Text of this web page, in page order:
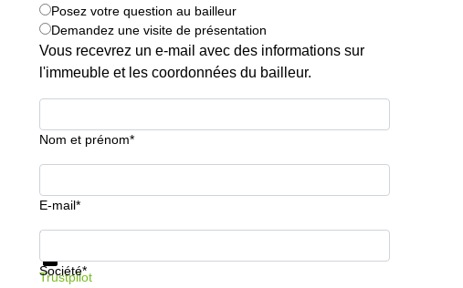
Posez votre question au bailleur
Demandez une visite de présentation
Vous recevrez un e-mail avec des informations sur
l'immeuble et les coordonnées du bailleur.
Nom et prénom*
E-mail*
Société*
Informations et prix
Trustpilot